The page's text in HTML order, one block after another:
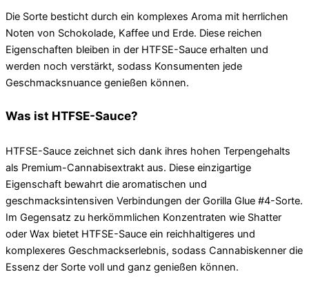
Die Sorte besticht durch ein komplexes Aroma mit herrlichen
Noten von Schokolade, Kaffee und Erde. Diese reichen
Eigenschaften bleiben in der HTFSE-Sauce erhalten und
werden noch verstärkt, sodass Konsumenten jede
Geschmacksnuance genießen können.
Was ist HTFSE-Sauce?
HTFSE-Sauce zeichnet sich dank ihres hohen Terpengehalts
als Premium-Cannabisextrakt aus. Diese einzigartige
Eigenschaft bewahrt die aromatischen und
geschmacksintensiven Verbindungen der Gorilla Glue #4-Sorte.
Im Gegensatz zu herkömmlichen Konzentraten wie Shatter
oder Wax bietet HTFSE-Sauce ein reichhaltigeres und
komplexeres Geschmackserlebnis, sodass Cannabiskenner die
Essenz der Sorte voll und ganz genießen können.